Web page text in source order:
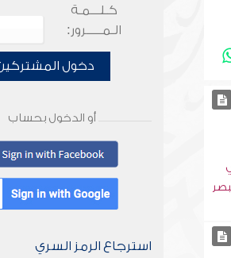
كـلـــمـة
الـمـــــرور:
دخول
أو الدخول بحساب
استرجاع الرمز السري